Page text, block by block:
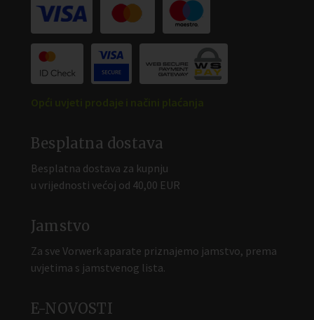
Besplatna dostava
Besplatna dostava za kupnju
u vrijednosti većoj od 40,00 EUR
Jamstvo
Za sve Vorwerk aparate priznajemo jamstvo, prema
uvjetima s jamstvenog lista.
E-NOVOSTI